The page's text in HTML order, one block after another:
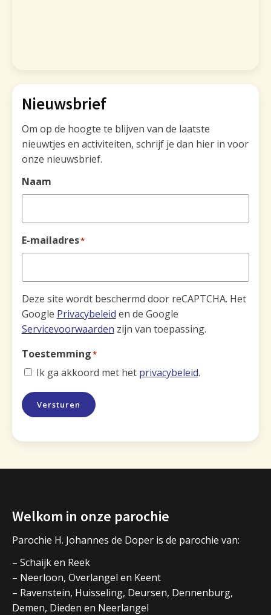
Nieuwsbrief
Om op de hoogte te blijven van de laatste
nieuwtjes en activiteiten, schrijf je dan hier in voor
onze nieuwsbrief.
Naam
E-mailadres*
Deze site wordt beschermd door reCAPTCHA. Het
Google Privacybeleid en de Google
Servicevoorwaarden zijn van toepassing.
Toestemming*
Ik ga akkoord met het privacybeleid.
Versturen
Welkom in onze parochie
Parochie H. Johannes de Doper is de parochie van:
– Schaijk en Reek
– Neerloon, Overlangel en Keent
– Ravenstein, Huisseling, Deursen, Dennenburg,
Demen, Dieden en Neerlangel